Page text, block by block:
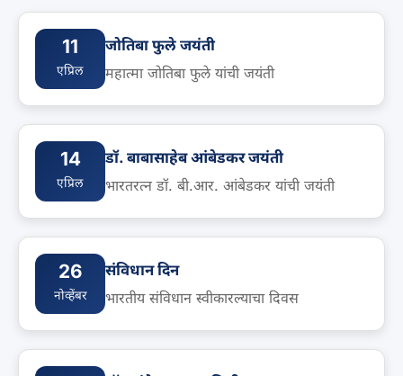
11
एप्रिल
जोतिबा फुले जयंती
महात्मा जोतिबा फुले यांची जयंती
14
एप्रिल
डॉ. बाबासाहेब आंबेडकर जयंती
भारतरत्न डॉ. बी.आर. आंबेडकर यांची जयंती
26
नोव्हेंबर
संविधान दिन
भारतीय संविधान स्वीकारल्याचा दिवस